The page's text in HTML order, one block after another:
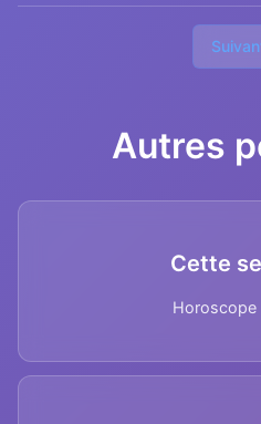
Autres
Cette
Horoscope